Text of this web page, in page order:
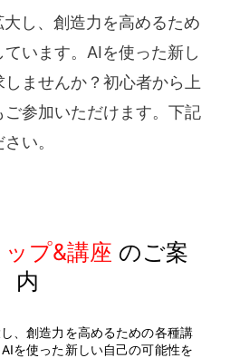
し、創造力を高めるため
います。AIを使った新し
ませんか？初心者から上
参加いただけます。下記
い。
プ&講座 のご案
内
、創造力を高めるための各種講
を使った新しい自己の可能性を